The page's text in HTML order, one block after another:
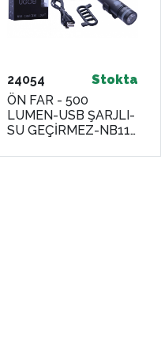
24054
Stokta
ÖN FAR - 500
LUMEN-USB ŞARJLI-
SU GEÇİRMEZ-NB11-